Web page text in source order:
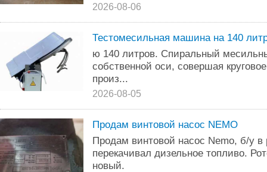
2026-08-06
Тестомесильная машина на 140
ю 140 литров. Спиральный
собственной оси, совершая
произ...
2026-08-05
Продам винтовой насос NEMO
Продам винтовой насос Nemo, б/у в
перекачивал дизельное топливо.
новый.